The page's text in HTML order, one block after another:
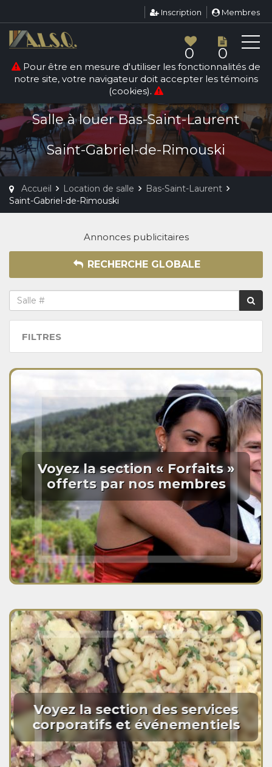
Inscription Membres
0 0
Pour être en mesure d'utiliser les fonctionnalités de
notre site, votre navigateur doit accepter les témoins
(cookies).
LOCATION DE SALLE
SAINT-GABRIEL-DE-RIMOUSKI
Salle à louer Bas-Saint-Laurent
Saint-Gabriel-de-Rimouski
Accueil Location de salle
Bas-Saint-Laurent
Saint-Gabriel-de-Rimouski
Annonces publicitaires
RECHERCHE GLOBALE
FILTRES
Voyez la section « Forfaits »
offerts par nos membres
Voyez la section des services
corporatifs et événementiels